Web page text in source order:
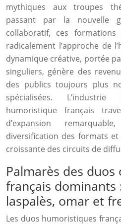
mythiques aux troupes
passant par la nouvelle
collaboratif, ces formations
radicalement l’approche de
dynamique créative, portée
singuliers, génère des
des publics toujours plus
spécialisées.
humoristique français
d’expansion
diversification des formats
croissante des circuits de
Palmarès des duos
français dominants
laspalès, omar et
Les duos humoristiques